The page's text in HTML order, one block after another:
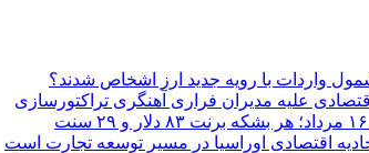
واردات با رویه جدید ارز اشخاص شدند؟
علیه مدیران فراری آهنگری تراکتورسازی
اقتصادی اوراسیا در مسیر توسعه تجارت است